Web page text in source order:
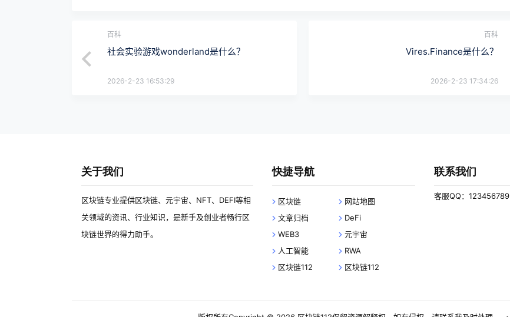
百科
社会实验游戏wonderland是什么？
2026-2-23 16:53:29
百科
Vires.Finance是什么？
2026-2-23 17:34:26
关于我们
区块链专业提供区块链、元宇宙、NFT、DEFI等相
关领域的资讯、行业知识，是新手及创业者畅行区
块链世界的得力助手。
快捷导航
区块链
网站地图
文章归档
DeFi
WEB3
元宇宙
人工智能
RWA
区块链112
区块链112
联系我们
客服QQ：123456789